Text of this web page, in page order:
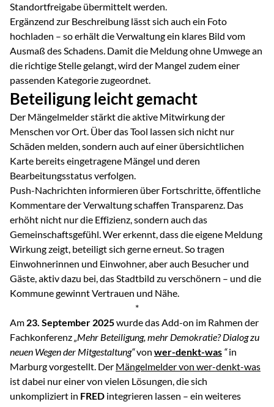
Standortfreigabe übermittelt werden.
Ergänzend zur Beschreibung lässt sich auch ein Foto
hochladen – so erhält die Verwaltung ein klares Bild vom
Ausmaß des Schadens. Damit die Meldung ohne Umwege an
die richtige Stelle gelangt, wird der Mangel zudem einer
passenden Kategorie zugeordnet.
Beteiligung leicht gemacht
Der Mängelmelder stärkt die aktive Mitwirkung der
Menschen vor Ort. Über das Tool lassen sich nicht nur
Schäden melden, sondern auch auf einer übersichtlichen
Karte bereits eingetragene Mängel und deren
Bearbeitungsstatus verfolgen.
Push-Nachrichten informieren über Fortschritte, öffentliche
Kommentare der Verwaltung schaffen Transparenz. Das
erhöht nicht nur die Effizienz, sondern auch das
Gemeinschaftsgefühl. Wer erkennt, dass die eigene Meldung
Wirkung zeigt, beteiligt sich gerne erneut. So tragen
Einwohnerinnen und Einwohner, aber auch Besucher und
Gäste, aktiv dazu bei, das Stadtbild zu verschönern – und die
Kommune gewinnt Vertrauen und Nähe.
*
Am 23. September 2025wurde das Add-on im Rahmen der
Fachkonferenz„Mehr Beteiligung, mehr Demokratie? Dialog zu
neuen Wegen der Mitgestaltung“von wer-denkt-was “in
Marburg vorgestellt. Der Mängelmelder von wer-denkt-was
ist dabei nur einer von vielen Lösungen, die sich
unkompliziert in FRED integrieren lassen – ein weiteres